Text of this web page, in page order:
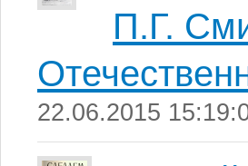
П.Г.
22.06.2015